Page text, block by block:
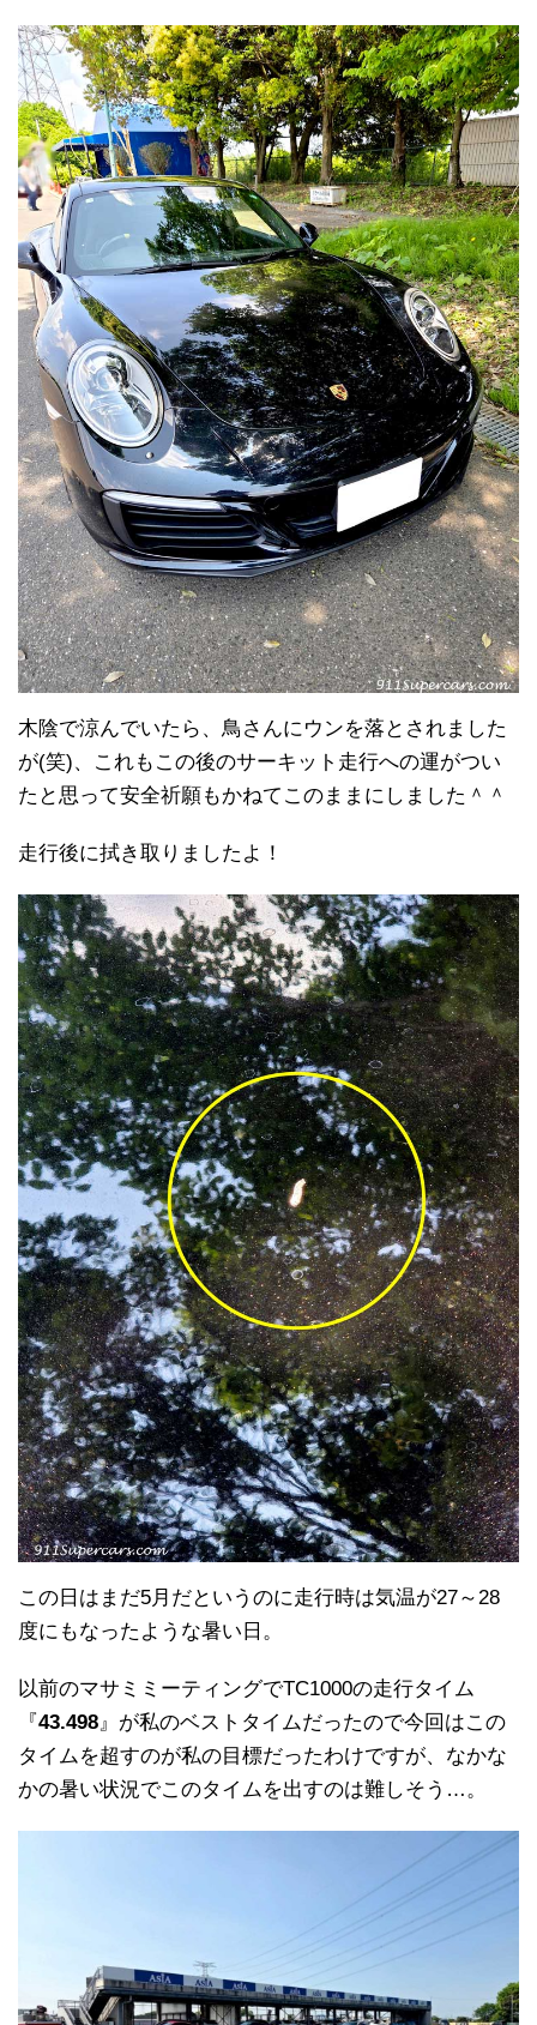
木陰で涼んでいたら、鳥さんにウンを落とされました
が(笑)、これもこの後のサーキット走行への運がつい
たと思って安全祈願もかねてこのままにしました＾＾
走行後に拭き取りましたよ！
この日はまだ5月だというのに走行時は気温が27～28
度にもなったような暑い日。
以前のマサミミーティングでTC1000の走行タイム
『43.498』が私のベストタイムだったので今回はこの
タイムを超すのが私の目標だったわけですが、なかな
かの暑い状況でこのタイムを出すのは難しそう…。